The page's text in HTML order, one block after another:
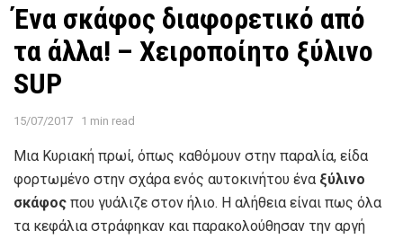
Ένα σκάφος διαφορετικό από
τα άλλα! – Χειροποίητο ξύλινο
SUP
15/07/2017 1 min read
Mια Κυριακή πρωί, όπως καθόμουν στην παραλία, είδα
φορτωμένο στην σχάρα ενός αυτοκινήτου ένα ξύλινο
σκάφος που γυάλιζε στον ήλιο. Η αλήθεια είναι πως όλα
τα κεφάλια στράφηκαν και παρακολούθησαν την αργή